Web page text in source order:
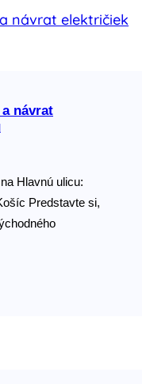
návrat
Hlavnú ulicu:
Predstavte si,